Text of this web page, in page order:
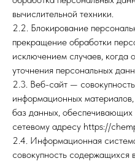
вычислительной техники.
2.2. Блокирование
прекращение обработки
исключением случаев, когда
уточнения персональных
2.3. Веб-сайт —
информационных
баз данных, обеспечивающих
сетевому адресу https://
2.4. Информационная
совокупность содержащихся